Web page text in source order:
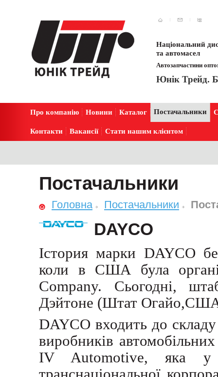
Національний
та автомасел
Автозапчастини
Юнік Трейд.
Про компанію Новини Каталог Постачальники
Контакти Вакансії Стати нашим клієнтом
Постачальники
Головна Постачальники
DAYCO
Істория марки DAYCO
коли в США була
Company. Сьогодні,
Дэйтоне (Штат
DAYCO входить до
виробників
IV Automotive, яка